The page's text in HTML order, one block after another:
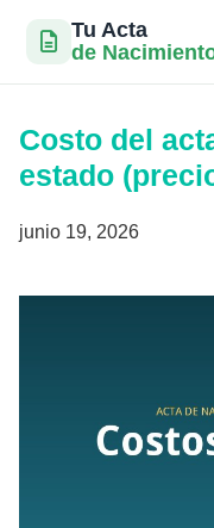
Tu Acta
de
contenido
Costo del
estado
junio 19, 2026